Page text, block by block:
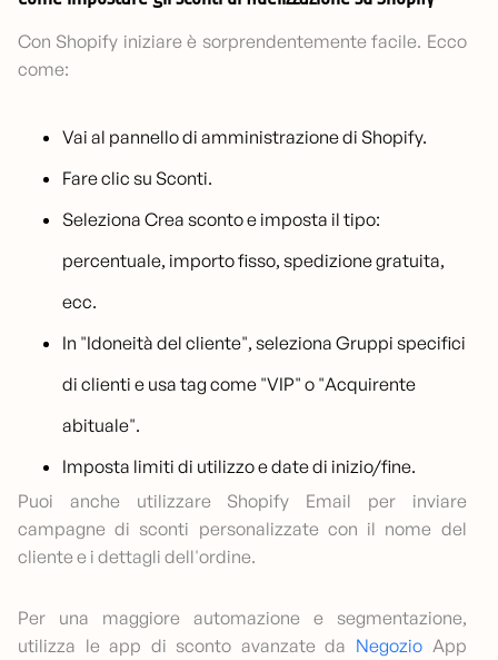
Con Shopify iniziare è sorprendentemente facile. Ecco
come:
Vai al pannello di amministrazione di Shopify.
Fare clic su Sconti.
Seleziona Crea sconto e imposta il tipo:
percentuale, importo fisso, spedizione gratuita,
ecc.
In "Idoneità del cliente", seleziona Gruppi specifici
di clienti e usa tag come "VIP" o "Acquirente
abituale".
Imposta limiti di utilizzo e date di inizio/fine.
Puoi anche utilizzare Shopify Email per inviare
campagne di sconti personalizzate con il nome del
cliente e i dettagli dell'ordine.
Per una maggiore automazione e segmentazione,
utilizza le app di sconto avanzate da NegozioApp